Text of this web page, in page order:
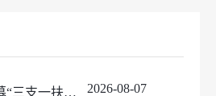
2026年阜康市招募“三支一扶”工作人员总成绩公示 2026-08-07